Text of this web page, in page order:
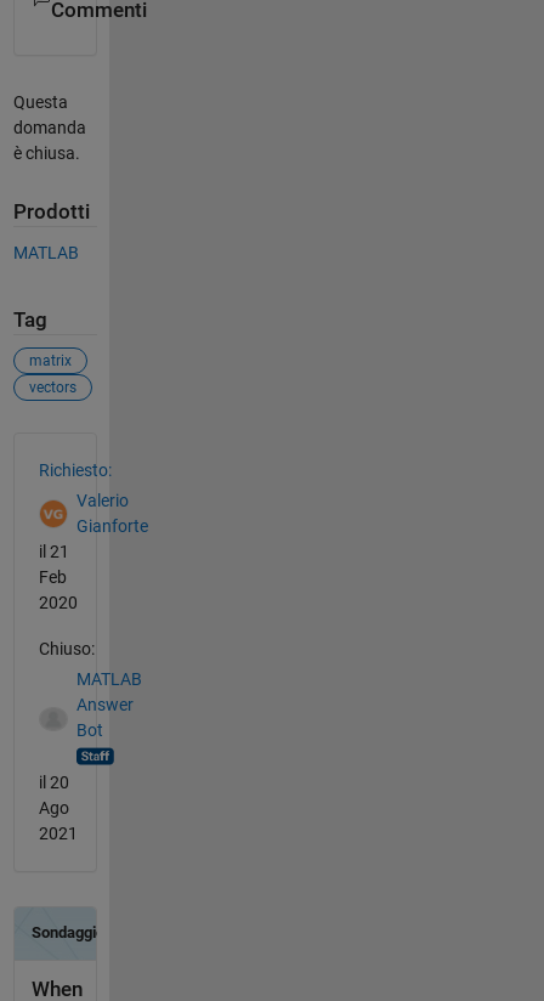
Commenti
Questa
domanda
è chiusa.
Prodotti
MATLAB
Tag
matrix
vectors
Richiesto:
Valerio
Gianforte
il 21
Feb
2020
Chiuso:
MATLAB
Answer
Bot
il 20
Ago
2021